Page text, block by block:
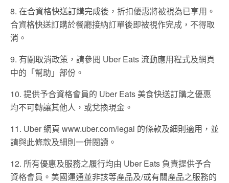
8. 在合資格快送訂購完成後，折扣優惠將被視為已享用。
合資格快送訂購於餐廳接納訂單後即被視作完成，不得取
消。
9. 有關取消政策，請參閱 Uber Eats 流動應用程式及網頁
中的「幫助」部份。
10. 提供予合資格會員的 Uber Eats 美食快送訂購之優惠
均不可轉讓其他人，或兌換現金。
11. Uber 網頁 www.uber.com/legal 的條款及細則適用，並
請與此條款及細則一併閱讀。
12. 所有優惠及服務之履行均由 Uber Eats 負責提供予合
資格會員。美國運通並非該等產品及/或有關產品之服務的